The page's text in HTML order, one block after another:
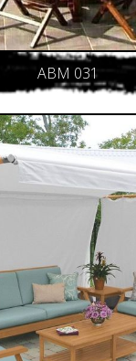
ABM 031